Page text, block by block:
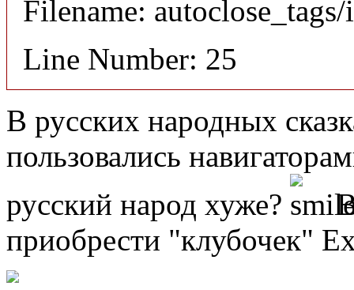
Filename:
Line Number: 25
В русских народных
пользовались
русский народ хуже?
приобрести "клубочек"